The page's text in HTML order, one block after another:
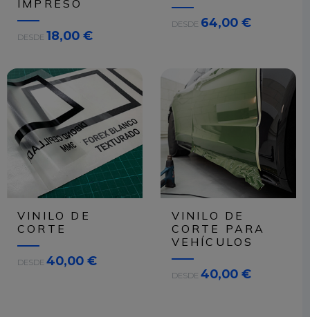
IMPRESO
A
H
I
V
O
S
P
a
r
n
DESDE 18,00 €
DESDE 64,00 €
VINILO DE
CORTE
DESDE 40,00 €
VINILO DE
CORTE PARA
VEHÍCULOS
DESDE 40,00 €